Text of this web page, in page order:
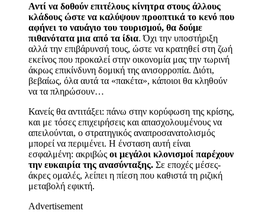
Αντί να δοθούν επιτέλους κίνητρα στους άλλους
κλάδους ώστε να καλύψουν προοπτικά το κενό που
αφήνει το ναυάγιο του τουρισμού, θα δούμε
πιθανότατα μια από τα ίδια. Όχι την υποστήριξη
αλλά την επιβάρυνσή τους, ώστε να κρατηθεί στη ζωή
εκείνος που προκαλεί στην οικονομία μας την τωρινή
άκρως επικίνδυνη δομική της ανισορροπία. Διότι,
βεβαίως, όλα αυτά τα «πακέτα», κάποιοι θα κληθούν
να τα πληρώσουν…
Κανείς θα αντιτάξει: πάνω στην κορύφωση της κρίσης,
και με τόσες επιχειρήσεις και απασχολουμένους να
απειλούνται, ο στρατηγικός αναπροσανατολισμός
μπορεί να περιμένει. Η ένσταση αυτή είναι
εσφαλμένη: ακριβώς οι μεγάλοι κλονισμοί παρέχουν
την ευκαιρία της ανασύνταξης. Σε εποχές μέσες-
άκρες ομαλές, λείπει η πίεση που καθιστά τη ριζική
μεταβολή εφικτή.
Advertisement